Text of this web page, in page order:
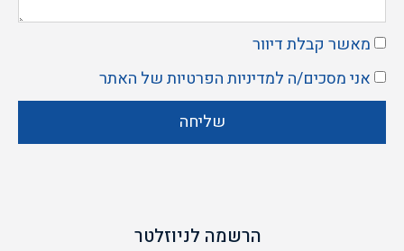
מאשר קבלת דיוור
אני מסכים/ה למדיניות הפרטיותשל האתר
שליחה
הרשמה לניוזלטר